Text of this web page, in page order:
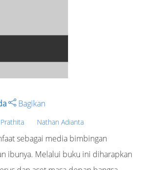
Bagikan
Nathan Adianta
sebagai media bimbingan
ibunya. Melalui buku ini diharapkan